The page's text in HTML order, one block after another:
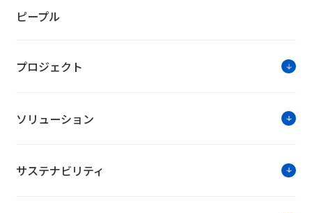
ピープル
プロジェクト
ソリューション
サステナビリティ